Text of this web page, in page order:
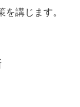
講じます。